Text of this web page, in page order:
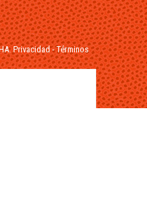
Privacidad-Términos